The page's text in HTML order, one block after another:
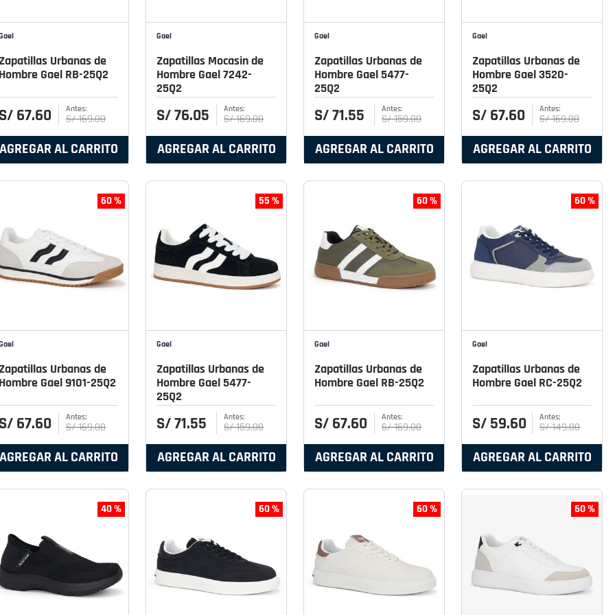
Urbanas de
Hombre Gael RB-25Q2
S/ 67.60 S/169.00
AGREGAR AL CARRITO
Gael
Zapatillas Mocasin de
Hombre Gael 7242-
25Q2
S/76.05 S/169.00
AGREGAR AL CARRITO
Gael
Zapatillas Urbanas de
Hombre Gael 5477-
25Q2
S/71.55 S/159.00
AGREGAR AL CARRITO
Gael
Zapatillas Urbanas de
Hombre Gael 3520-
25Q2
S/ 67.60 S/169.00
AGREGAR AL CARRITO
60 %
Urbanas de
Hombre Gael 9101-25Q2
S/ 67.60 S/169.00
AGREGAR AL CARRITO
55 %
Gael
Zapatillas Urbanas de
Hombre Gael 5477-
25Q2
S/71.55 S/159.00
AGREGAR AL CARRITO
60 %
Gael
Zapatillas Urbanas de
Hombre Gael RB-25Q2
S/ 67.60 S/169.00
AGREGAR AL CARRITO
60 %
Gael
Zapatillas Urbanas de
Hombre Gael RC-25Q2
S/ 59.60 S/149.00
AGREGAR AL CARRITO
40 % 60 % 60 % 60 %